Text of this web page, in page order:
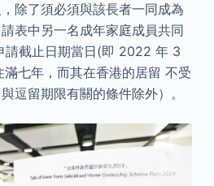
除了須必須與該長者一同成為
表中另一名成年家庭成員共同
請截止日期當日(即 2022 年 3
七年，而其在香港的居留 不受
逗留期限有關的條件除外）。